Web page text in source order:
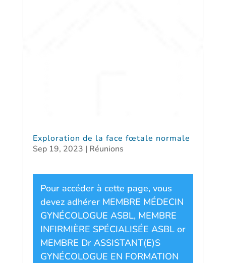
Exploration de la face fœtale normale
Sep 19, 2023 | Réunions
Pour accéder à cette page, vous
devez adhérer MEMBRE MÉDECIN
GYNÉCOLOGUE ASBL, MEMBRE
INFIRMIÈRE SPÉCIALISÉE ASBLor
MEMBRE Dr ASSISTANT(E)S
GYNÉCOLOGUE EN FORMATION